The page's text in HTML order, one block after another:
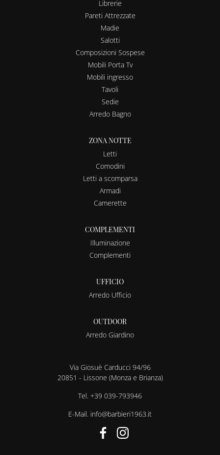
Librerie
Pareti Attrezzate
Madie
Salotti
Composizioni Sospese
Mobili Porta Tv
Mobili ingresso
Tavoli
Sedie
Arredo Bagno
ZONA NOTTE
Letti
Comodini
Letti a scomparsa
Armadi
Camerette
COMPLEMENTI
Illuminazione
Complementi
UFFICIO
Arredo Ufficio
OUTDOOR
Arredo Giardino
Via Giosuè Carducci 94/96
20851 - Lissone (Monza e Brianza)
Tel. +39 039-793946
E-Mail. info@barbieri1963.it